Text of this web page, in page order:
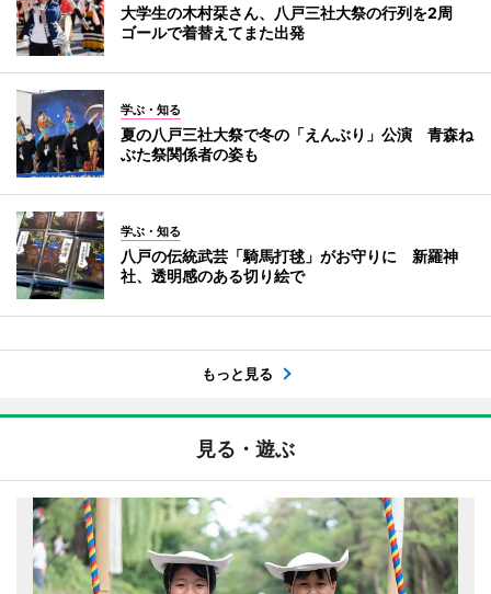
大学生の木村栞さん、八戸三社大祭の行列を2周
ゴールで着替えてまた出発
学ぶ・知る
夏の八戸三社大祭で冬の「えんぶり」公演 青森ね
ぶた祭関係者の姿も
学ぶ・知る
八戸の伝統武芸「騎馬打毬」がお守りに 新羅神
社、透明感のある切り絵で
もっと見る
見る・遊ぶ